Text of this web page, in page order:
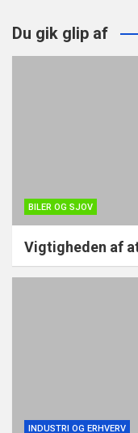
Du gik glip af
BILER OG SJOV
Vigtigheden af
INDUSTRI OG ERHVERV